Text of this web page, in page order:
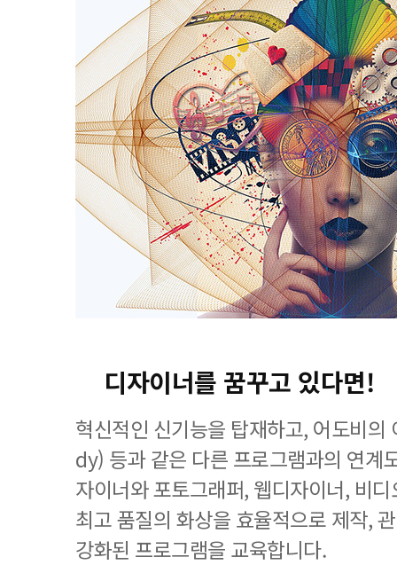
디자이너를 꿈꾸고 있다면!
혁신적인 신기능을 탑재하고, 어도비
dy) 등과 같은 다른 프로그램과의 연계
자이너와 포토그래퍼, 웹디자이너, 비
최고 품질의 화상을 효율적으로 제작,
강화된 프로그램을 교육합니다.